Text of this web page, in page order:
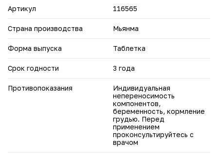
Артикул 116565
Страна производства Мьянма
Форма выпуска Таблетка
Срок годности 3 года
Противопоказания
Индивидуальная
непереносимость
компонентов,
беременность, кормление
грудью. Перед
применением
проконсультируйтесь с
врачом